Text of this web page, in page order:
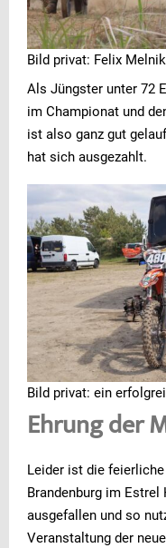
Bild privat: Felix
Als Jüngster unter 72
im Championat und
ist also ganz gut
hat sich ausgezahlt.
Bild privat: ein
Ehrung der
Leider ist die
Brandenburg im
ausgefallen und so
Veranstaltung der